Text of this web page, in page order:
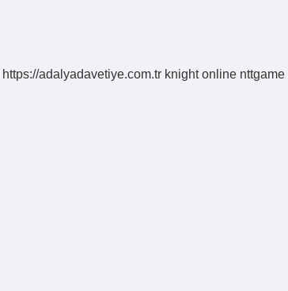
https://adalyadavetiye.com.tr knight online nttgame